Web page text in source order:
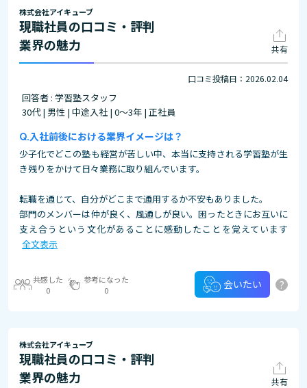
株式会社アイキューブ
現職社員の口コミ・評判
業界の魅力
共有
口コミ投稿日：2026.02.04
回答者 : 学習塾スタッフ
30代 | 男性 | 中途入社 | 0～3年 | 正社員
入社前後における業界イメージは？
少子化でどこの塾も経営が苦しい中、本当に支持される学習塾が生
き残りをかけて日々業務に取り組んでいます。
転職を通じて、自分がどこまで通用するか不安もありました。
部門のメンバーは仲が良く、風通しが良い。困ったときにお互いに
支え合うという文化があることに感動したことを覚えています
全文表示
共感した
0
参考になった
0
会いたい ?
株式会社アイキューブ
現職社員の口コミ・評判
業界の魅力
共有